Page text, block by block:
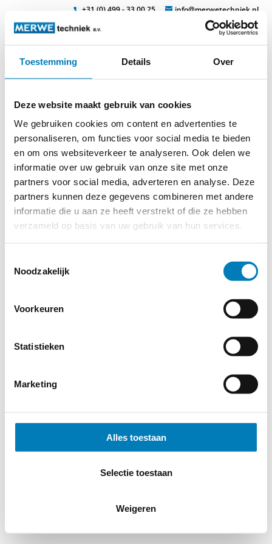
Toestemming Details Over
Deze website maakt gebruik van cookies
We gebruiken cookies om content en advertenties te
personaliseren, om functies voor social media te bieden
en om ons websiteverkeer te analyseren. Ook delen we
informatie over uw gebruik van onze site met onze
partners voor social media, adverteren en analyse. Deze
partners kunnen deze gegevens combineren met andere
informatie die u aan ze heeft verstrekt of die ze hebben
verzameld op basis van uw gebruik van hun services.
Noodzakelijk
Voorkeuren
Statistieken
Marketing
Alles toestaan
Selectie toestaan
Weigeren
+31 (0) 499 - 33 00 25 info@merwetechniek.nl
Veelzijdig in elektrotechnische producten
phasenklemme_mt-1911
© 2026MERWEtechniek B.V.-Disclaimer- Privacy Policy -
Cookieverklaring-Verdere contact gegevens